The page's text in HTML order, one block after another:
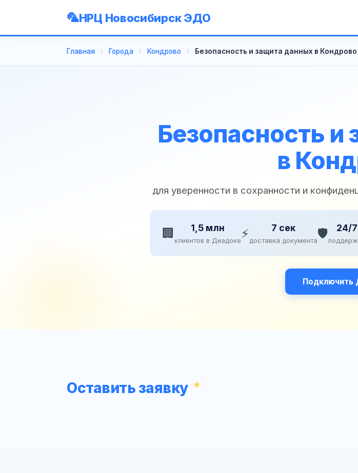
НРЦ Новосибирск ЭДО
Главная Города Кондрово Безопасность и защита данных в Кондрово
Безопасность
в
для уверенности в сохранности и
🏢 1,5 млн
клиентов в Диадоке ⚡ 7 сек
доставка документа🛡️ 24/7
Подключить
Оставить заявку